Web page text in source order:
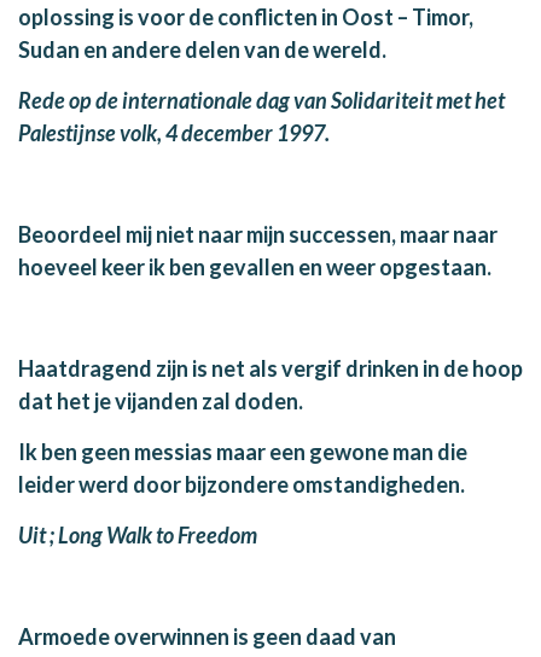
oplossing is voor de conflicten in Oost – Timor,
Sudan en andere delen van de wereld.
Rede op de internationale dag van Solidariteit met het
Palestijnse volk, 4 december 1997.
Beoordeel mij niet naar mijn successen, maar naar
hoeveel keer ik ben gevallen en weer opgestaan.
Haatdragend zijn is net als vergif drinken in de hoop
dat het je vijanden zal doden.
Ik ben geen messias maar een gewone man die
leider werd door bijzondere omstandigheden.
Uit ; Long Walk to Freedom
Armoede overwinnen is geen daad van